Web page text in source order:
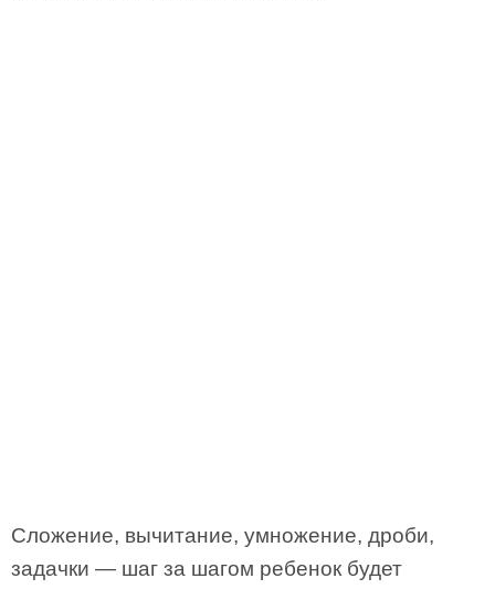
Сложение, вычитание, умножение, дроби,
задачки — шаг за шагом ребенок будет